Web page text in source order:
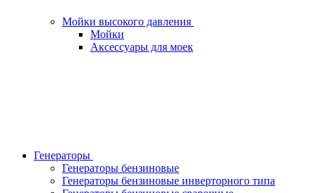
Мойки высокого давления
Мойки
Аксессуары для моек
Генераторы
Генераторы бензиновые
Генераторы бензиновые инверторного типа